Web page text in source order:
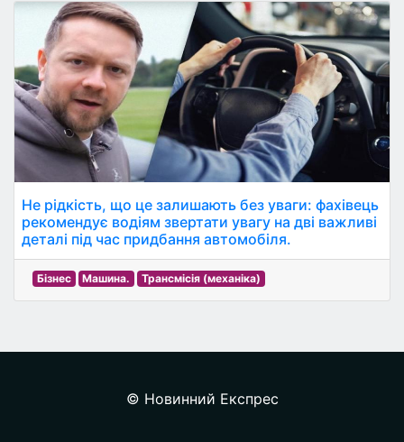
Не рідкість, що це залишають без уваги: фахівець
рекомендує водіям звертати увагу на дві важливі
деталі під час придбання автомобіля.
Бізнес Машина. Трансмісія (механіка)
© Новинний Експрес